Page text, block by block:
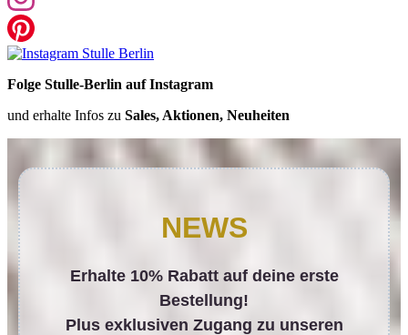
Folge Stulle-Berlin auf Instagram
und erhalte Infos zu Sales, Aktionen, Neuheiten
NEWS
Erhalte 10% Rabatt auf deine erste
Bestellung!
Plus exklusiven Zugang zu unseren